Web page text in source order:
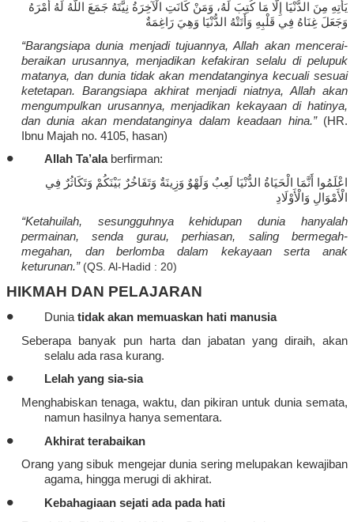
يَأْتِهِ مِنَ الدُّنْيَا إِلَّا مَا كُتِبَ لَهُ، وَمَنْ كَانَتِ الْآخِرَةُ نِيَّتَهُ جَمَعَ اللَّهُ لَهُ أَمْرَهُ
وَجَعَلَ غِنَاهُ فِي قَلْبِهِ وَأَتَتْهُ الدُّنْيَا وَهِيَ رَاغِمَةٌ
“Barangsiapadunia menjadi tujuannya, Allah akan mencerai-
beraikan urusannya,menjadikan kefakiran selaludipelupuk
matanya, dan dunia tidak akan mendatanginya kecuali sesuai
ketetapan. Barangsiapa akhirat menjadi niatnya, Allahakan
mengumpulkan urusannya,menjadikan kekayaandihatinya,
dan dunia akan mendatanginya dalam keadaan hina.” (HR.
Ibnu Majah no. 4105, hasan)
• Allah Ta’ala berfirman:
اعْلَمُوا أَنَّمَا الْحَيَاةُ الدُّنْيَا لَعِبٌ وَلَهْوٌ وَزِينَةٌ وَتَفَاخُرٌ بَيْنَكُمْ وَتَكَاثُرٌ فِي
الْأَمْوَالِ وَالْأَوْلَادِ
“Ketahuilah, sesungguhnya kehidupan duniahanyalah
permainan,senda gurau,perhiasan, saling
bermegah-
megahan, danberlomba dalam kekayaan serta
anak
keturunan.”(QS. Al-Hadid : 20)
HIKMAH DAN PELAJARAN
• Dunia tidak akan memuaskan hati manusia
Seberapa
banyak pun hartadan jabatan yangdiraih,akan
selalu ada rasa kurang.
• Lelah yang sia-sia
Menghabiskan tenaga, waktu, dan pikiran untuk duniasemata,
namun hasilnya hanya sementara.
• Akhirat terabaikan
Orang yangsibuk mengejardunia sering melupakan kewajiban
agama, hingga merugi di akhirat.
• Kebahagiaan sejati adapada hati